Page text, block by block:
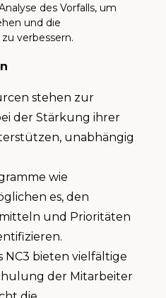
des Vorfalls, um
und die
verbessern.
stehen zur
der Stärkung ihrer
unabhängig
wie
es, den
und Prioritäten
NC3 bieten vielfältige
der Mitarbeiter